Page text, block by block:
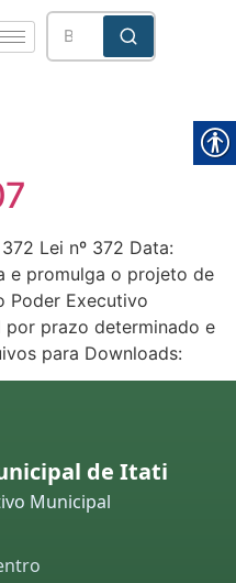
Lei nº 372 Data:
e promulga o projeto de
Poder Executivo
prazo determinado e
para Downloads:
de Itati
Municipal